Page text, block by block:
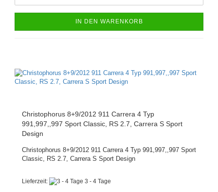
IN DEN WARENKORB
Christophorus 8+9/2012 911 Carrera 4 Typ
991,997,,997 Sport Classic, RS 2.7, Carrera S Sport
Design
Christophorus 8+9/2012 911 Carrera 4 Typ 991,997,,997 Sport
Classic, RS 2.7, Carrera S Sport Design
Lieferzeit: 3 - 4 Tage